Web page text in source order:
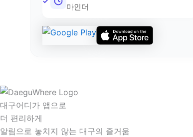
마인더
대구어디가 앱으로
더 편리하게
알림으로 놓치지 않는 대구의 즐거움